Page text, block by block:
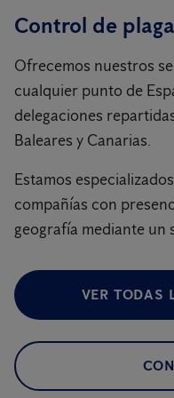
Control de
Ofrecemos nuestros
cualquier punto de
delegaciones
Baleares y Canarias.
Estamos
compañías con
geografía mediante un
VER TODAS